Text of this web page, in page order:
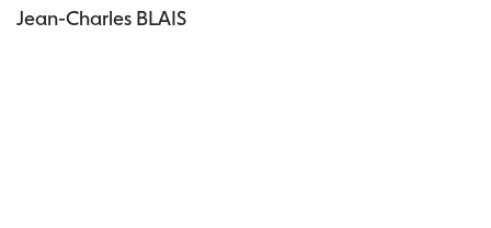
Jean-Charles BLAIS